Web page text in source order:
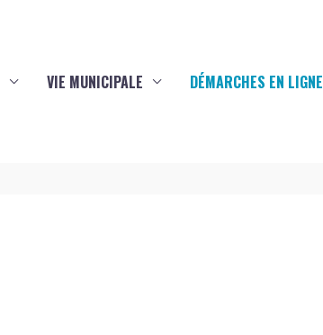
VIE MUNICIPALE DÉMARCHES EN LIGNE